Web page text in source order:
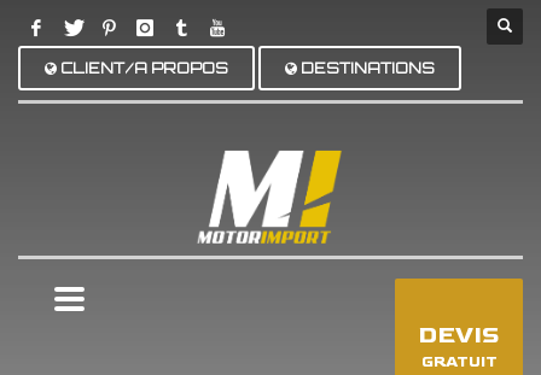
CLIENT/A PROPOS DESTINATIONS
DEVIS
GRATUIT